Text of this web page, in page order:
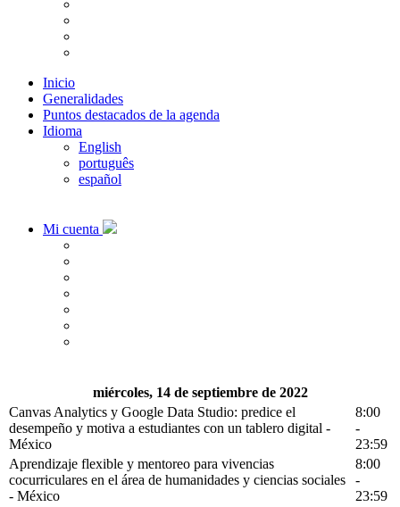
Inicio
Generalidades
Puntos destacados de la agenda
Idioma
English
português
español
Mi cuenta
miércoles, 14 de septiembre de 2022
Canvas Analytics y Google Data Studio: predice el
desempeño y motiva a estudiantes con un tablero digital -
México
8:00
-
23:59
Aprendizaje flexible y mentoreo para vivencias
cocurriculares en el área de humanidades y ciencias sociales
- México
8:00
-
23:59